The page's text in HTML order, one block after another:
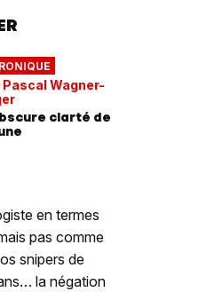
Pascal Wagner-
clarté de
en termes
pas comme
snipers de
la négation